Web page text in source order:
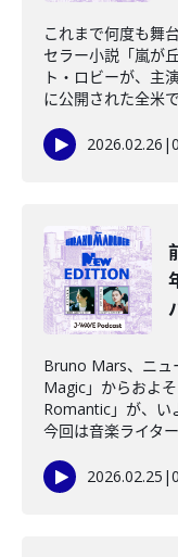
これまで何度も舞
セラー小説「嵐が
ト・ロビーが、主
に公開された全米
2026.02.26 |
Bruno Mars、ニュ
Magic」からおよ
Romantic」が、い
今回は音楽ライタ
2026.02.25 |